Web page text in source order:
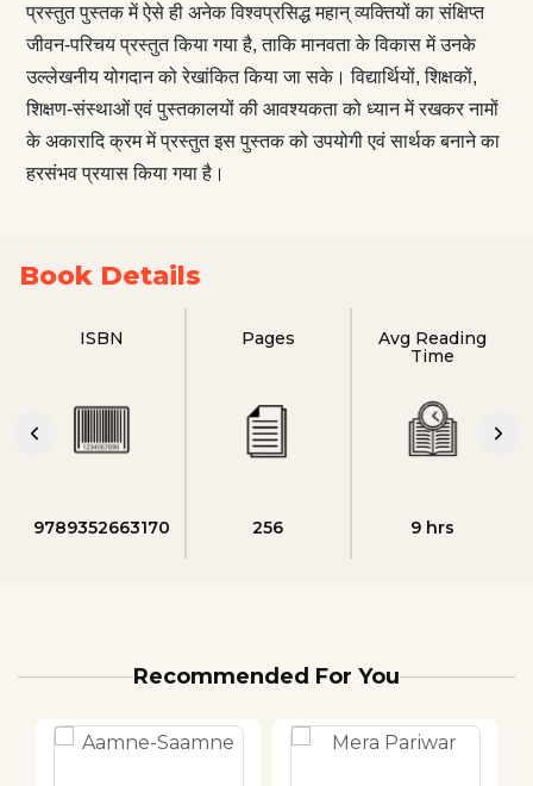
प्रस्तुत पुस्तक में ऐसे ही अनेक विश्वप्रसिद्ध महान् व्यक्तियों का संक्षिप्त
जीवन-परिचय प्रस्तुत किया गया है, ताकि मानवता के विकास में उनके
उल्लेखनीय योगदान को रेखांकित किया जा सके। विद्यार्थियों, शिक्षकों,
शिक्षण-संस्थाओं एवं पुस्तकालयों की आवश्यकता को ध्यान में रखकर नामों
के अकारादि क्रम में प्रस्तुत इस पुस्तक को उपयोगी एवं सार्थक बनाने का
हरसंभव प्रयास किया गया है।
Book Details
ISBN
9789352663170
Pages
256
Avg Reading
Time
9 hrs
Recommended For You